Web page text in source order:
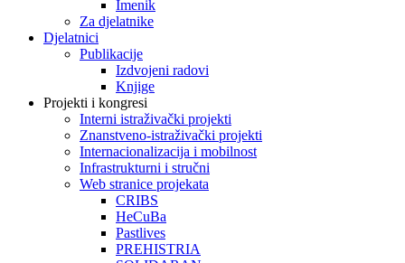
Imenik
Za djelatnike
Djelatnici
Publikacije
Izdvojeni radovi
Knjige
Projekti i kongresi
Interni istraživački projekti
Znanstveno-istraživački projekti
Internacionalizacija i mobilnost
Infrastrukturni i stručni
Web stranice projekata
CRIBS
HeCuBa
Pastlives
PREHISTRIA